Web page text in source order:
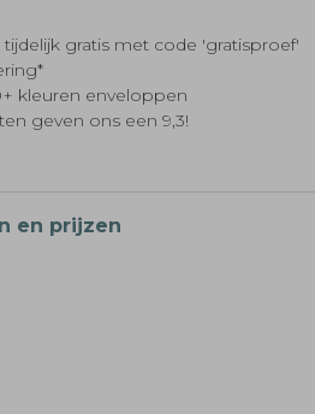
gratis met code 'gratisproef'
kleuren enveloppen
geven ons een 9,3!
en prijzen